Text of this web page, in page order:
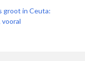
groot in Ceuta:
vooral